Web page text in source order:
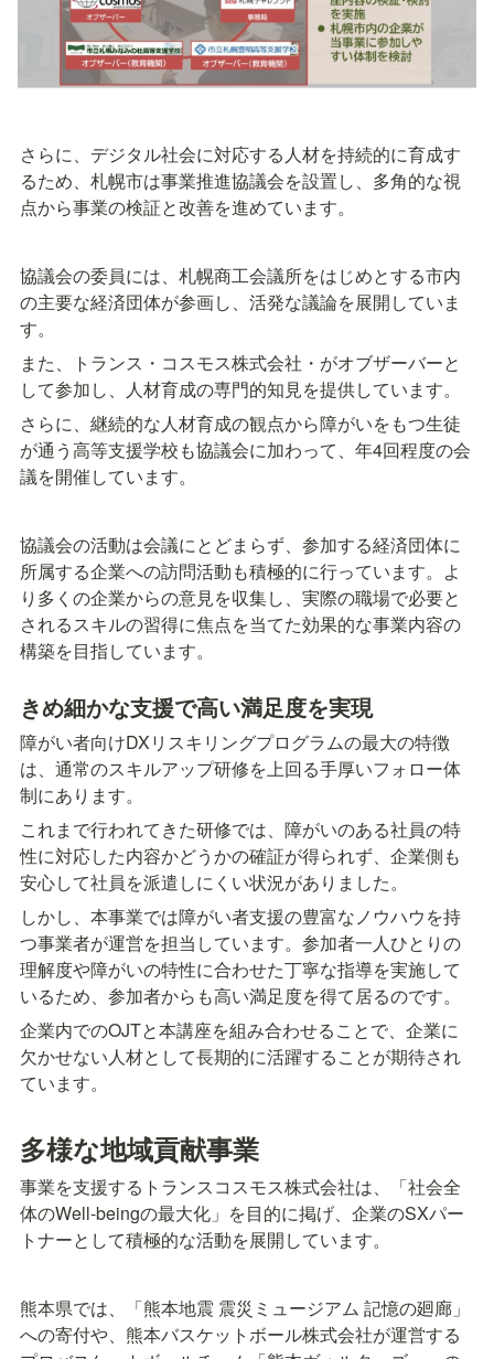
さらに、デジタル社会に対応する人材を持続的に育成す
るため、札幌市は事業推進協議会を設置し、多角的な視
点から事業の検証と改善を進めています。
協議会の委員には、札幌商工会議所をはじめとする市内
の主要な経済団体が参画し、活発な議論を展開していま
す。
また、トランス・コスモス株式会社・がオブザーバーと
して参加し、人材育成の専門的知見を提供しています。
さらに、継続的な人材育成の観点から障がいをもつ生徒
が通う高等支援学校も協議会に加わって、年4回程度の会
議を開催しています。
協議会の活動は会議にとどまらず、参加する経済団体に
所属する企業への訪問活動も積極的に行っています。よ
り多くの企業からの意見を収集し、実際の職場で必要と
されるスキルの習得に焦点を当てた効果的な事業内容の
構築を目指しています。
きめ細かな支援で高い満足度を実現
障がい者向けDXリスキリングプログラムの最大の特徴
は、通常のスキルアップ研修を上回る手厚いフォロー体
制にあります。
これまで行われてきた研修では、障がいのある社員の特
性に対応した内容かどうかの確証が得られず、企業側も
安心して社員を派遣しにくい状況がありました。
しかし、本事業では障がい者支援の豊富なノウハウを持
つ事業者が運営を担当しています。参加者一人ひとりの
理解度や障がいの特性に合わせた丁寧な指導を実施して
いるため、参加者からも高い満足度を得て居るのです。
企業内でのOJTと本講座を組み合わせることで、企業に
欠かせない人材として長期的に活躍することが期待され
ています。
多様な地域貢献事業
事業を支援するトランスコスモス株式会社は、「社会全
体のWell-beingの最大化」を目的に掲げ、企業のSXパー
トナーとして積極的な活動を展開しています。
熊本県では、「熊本地震 震災ミュージアム 記憶の廻廊」
への寄付や、熊本バスケットボール株式会社が運営する